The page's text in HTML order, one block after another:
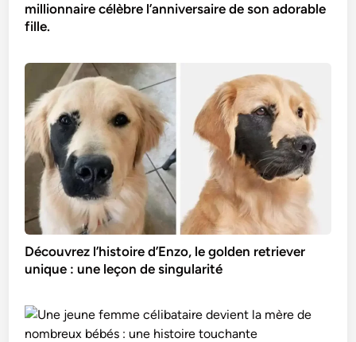
millionnaire célèbre l’anniversaire de son adorable
fille.
Découvrez l’histoire d’Enzo, le golden retriever
unique : une leçon de singularité